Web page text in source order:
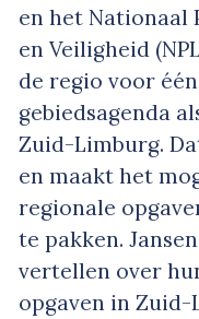
en het Nationaal
en Veiligheid
de regio voor
gebiedsagenda
Zuid-Limburg.
en maakt het
regionale
te pakken.
vertellen over
opgaven in Zuid-